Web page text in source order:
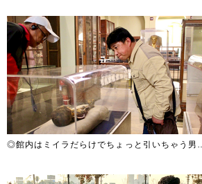
◎館内はミイラだらけでちょっと引いちゃう男…